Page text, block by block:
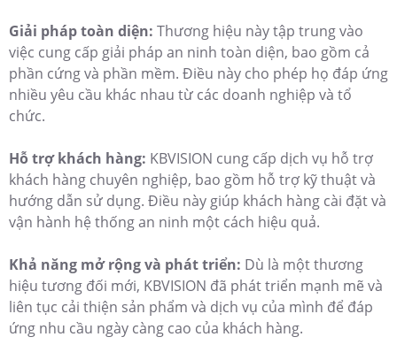
Giải pháp toàn diện: Thương hiệu này tập trung vào
việc cung cấp giải pháp an ninh toàn diện, bao gồm cả
phần cứng và phần mềm. Điều này cho phép họ đáp ứng
nhiều yêu cầu khác nhau từ các doanh nghiệp và tổ
chức.
Hỗ trợ khách hàng: KBVISION cung cấp dịch vụ hỗ trợ
khách hàng chuyên nghiệp, bao gồm hỗ trợ kỹ thuật và
hướng dẫn sử dụng. Điều này giúp khách hàng cài đặt và
vận hành hệ thống an ninh một cách hiệu quả.
Khả năng mở rộng và phát triển: Dù là một thương
hiệu tương đối mới, KBVISION đã phát triển mạnh mẽ và
liên tục cải thiện sản phẩm và dịch vụ của mình để đáp
ứng nhu cầu ngày càng cao của khách hàng.